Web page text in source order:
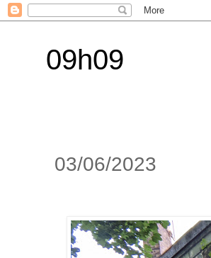
09h09
03/06/2023